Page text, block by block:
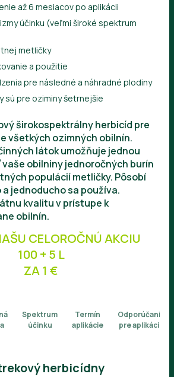
až 6 mesiacov po aplikácii
účinku (veľmi široké spektrum
metličky
a použitie
pre následné a náhradné plodiny
sú pre oziminy šetrnejšie
širokospektrálny herbicíd pre
všetkých ozimných obilnín.
látok umožňuje jednou
obilniny jednoročných burín
populácií metličky. Pôsobí
jednoducho sa používa.
kvalitu v prístupe k
obilnín.
CELOROČNÚ AKCIU
100 + 5 L
ZA 1 €
Spektrum
účinku
Termín
aplikácie
Odporúčanie
pre aplikáciu
herbicídny